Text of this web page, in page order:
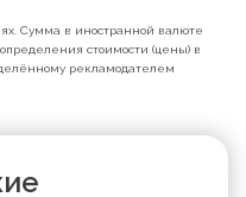
Сумма в иностранной валюте
стоимости (цены) в
рекламодателем